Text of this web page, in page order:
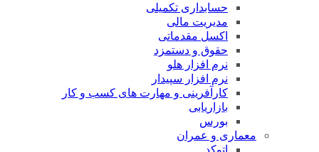
حسابداری تکمیلی
مدیریت مالی
اکسل مقدماتی
حقوق و دستمزد
نرم افزار هلو
نرم افزار سپیدار
کارآفرینی و مهارت های کسب و کار
بازاریابی
بورس
معماری و عمران
اتوکد